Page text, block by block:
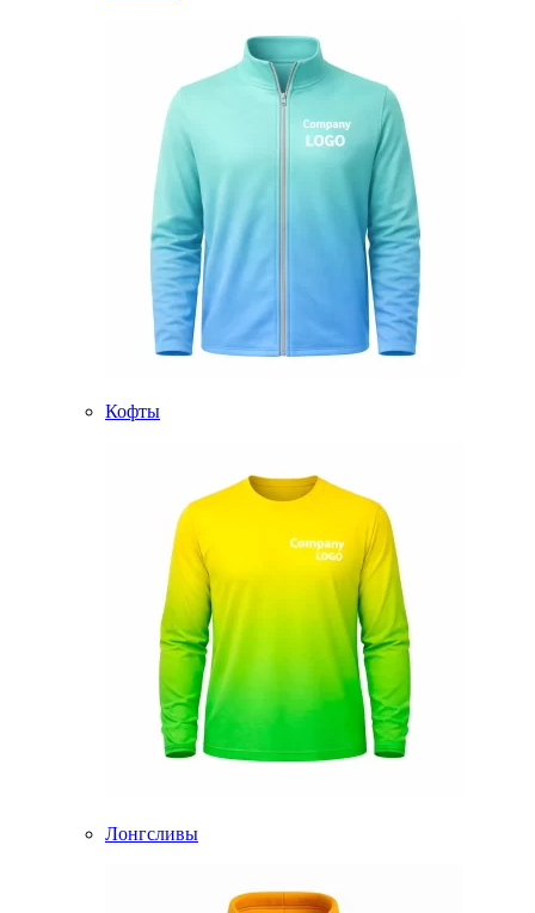
Кофты
Лонгсливы